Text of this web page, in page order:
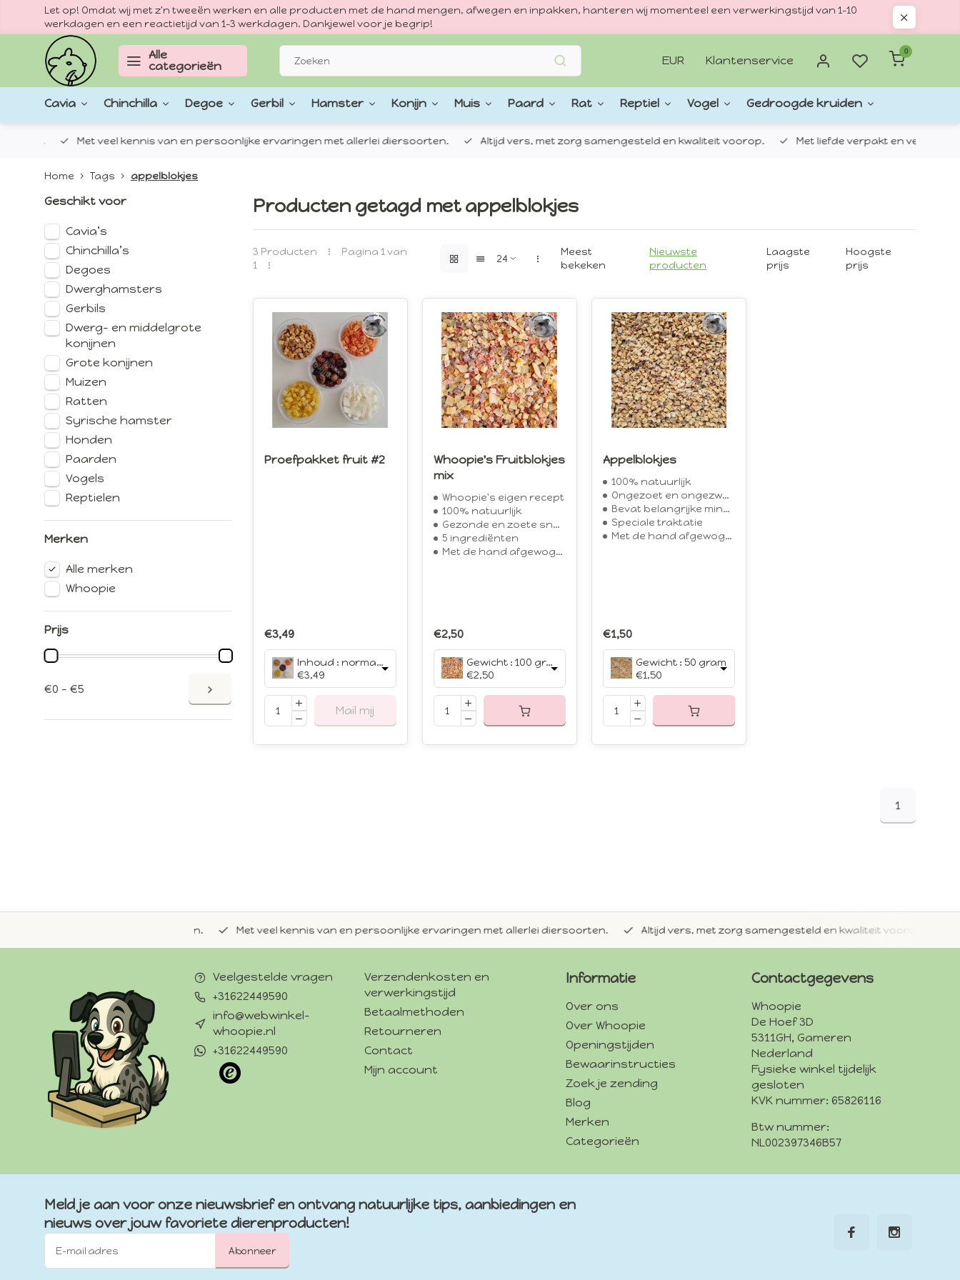
Let op! Omdat wij met z'n tweeën werken en alle producten met de hand mengen, afwegen en inpakken, hanteren wij momenteel een verwerkingstijd van 1–10
werkdagen en een reactietijd van 1–3 werkdagen. Dankjewel voor je begrip!
Alle
categorieën
EUR Klantenservice
0
Cavia Chinchilla Degoe Gerbil Hamster Konijn Muis Paard Rat Reptiel Vogel Gedroogde kruiden
Met veel kennis van en persoonlijke ervaringen met allerlei diersoorten. Altijd vers, met zorg samengesteld en kwaliteit voorop. Met liefde verpakt en verzonden.
Home Tags appelblokjes
Geschikt voor
Cavia’s
Chinchilla’s
Degoes
Dwerghamsters
Gerbils
Dwerg- en middelgrote
konijnen
Grote konijnen
Muizen
Ratten
Syrische hamster
Honden
Paarden
Vogels
Reptielen
Merken
Alle merken
Whoopie
Prijs
€0 - €5
Producten getagd met appelblokjes
3 Producten
Pagina 1 van
1
Meest
bekeken
Nieuwste
producten
Laagste
prijs
Hoogste
prijs
Proefpakket fruit #2
€3,49
Inhoud : normaal (50 ml bakjes)
€3,49
Mail mij
Whoopie's Fruitblokjes
mix
Whoopie's eigen recept
100% natuurlijk
Gezonde en zoete snack
5 ingrediënten
Met de hand afgewogen
€2,50
Gewicht : 100 gram
€2,50
Appelblokjes
100% natuurlijk
Ongezoet en ongezwaveld
Bevat belangrijke mineralen
Speciale traktatie
Met de hand afgewogen
€1,50
Gewicht : 50 gram
€1,50
1
Met veel kennis van en persoonlijke ervaringen met allerlei diersoorten. Altijd vers, met zorg samengesteld en kwaliteit voorop.
Veelgestelde vragen
+31622449590
info@webwinkel-
whoopie.nl
+31622449590
Verzendenkosten en
verwerkingstijd
Betaalmethoden
Retourneren
Contact
Mijn account
Informatie
Over ons
Over Whoopie
Openingstijden
Bewaarinstructies
Zoek je zending
Blog
Merken
Categorieën
Contactgegevens
Whoopie
De Hoef 3D
5311GH, Gameren
Nederland
Fysieke winkel tijdelijk
gesloten
KVK nummer: 65826116
Btw nummer:
NL002397346B57
Meld je aan voor onze nieuwsbrief en ontvang natuurlijke tips, aanbiedingen en
nieuws over jouw favoriete dierenproducten!
Abonneer